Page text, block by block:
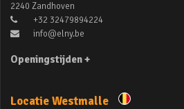
2240 Zandhoven
+32 32479894224
info@elny.be
Openingstijden +
Locatie Westmalle